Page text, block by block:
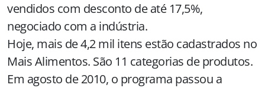
vendidos com desconto de até 17,5%,
negociado com a indústria.
Hoje, mais de 4,2 mil itens estão cadastrados no
Mais Alimentos. São 11 categorias de produtos.
Em agosto de 2010, o programa passou a